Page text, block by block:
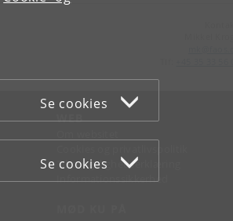
Se cookies
Se cookies
WEB
Tilgængelighedserklæring
Informationssikkerhed